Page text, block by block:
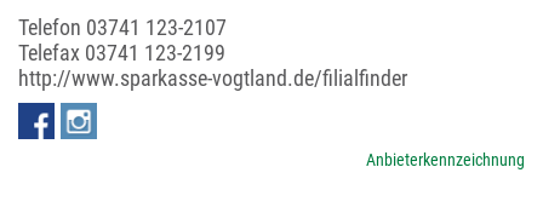
Telefon 03741 123-2107
Telefax 03741 123-2199
http://www.sparkasse-vogtland.de/filialfinder
Anbieterkennzeichnung